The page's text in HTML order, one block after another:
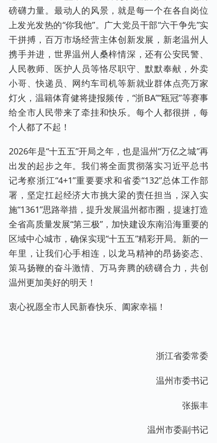
磅礴力量。最动人的风景，就是每一个在各自岗位
上发光发热的“你我他”。广大党员干部“六干争先”实
干拼搏，百万市场经营主体创新发展，新老温州人
携手并进，世界温州人桑梓情深，还有公安民警、
人民教师、医护人员等恪尽职守、默默奉献，外卖
小哥、快递员、网约车司机等新就业群体点亮万家
灯火，温籍体育健将捷报频传，“浙BA”“瓯冠”等赛事
给全市人民带来了牵挂和快乐。每个人都很拼，每
个人都了不起！
2026年是“十五五”开局之年，也是温州“万亿之城”再
出发的起步之年。我们将全面贯彻落实习近平总书
记考察浙江“4+1”重要要求和省委“132”总体工作部
署，坚定扛起经济大市挑大梁的责任担当，深入实
施“1361”思路举措，提升发展温州都市圈，提速打造
全省高质量发展“第三极”，加快建设东南沿海重要的
区域中心城市，确保实现“十五五”精彩开局。新的一
年里，让我们心手相连，以龙马精神的昂扬姿态、
策马扬鞭的奋斗激情、万马奔腾的磅礴合力，共创
温州更加美好的明天！
衷心祝愿全市人民新春快乐、阖家幸福！
浙江省委常委
温州市委书记
张振丰
温州市委副书记